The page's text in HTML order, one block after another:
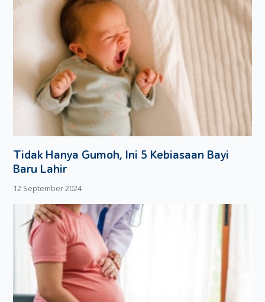
Tidak Hanya Gumoh, Ini 5 Kebiasaan Bayi
Baru Lahir
12 September 2024